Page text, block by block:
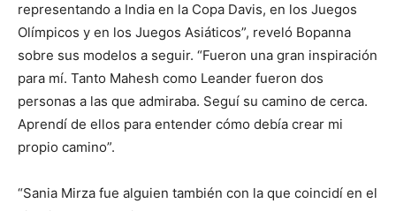
representando a India en la Copa Davis, en los Juegos
Olímpicos y en los Juegos Asiáticos”, reveló Bopanna
sobre sus modelos a seguir. “Fueron una gran inspiración
para mí. Tanto Mahesh como Leander fueron dos
personas a las que admiraba. Seguí su camino de cerca.
Aprendí de ellos para entender cómo debía crear mi
propio camino”.
“Sania Mirza fue alguien también con la que coincidí en el